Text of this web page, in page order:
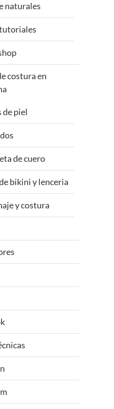
naturales
costura en
de piel
de cuero
bikini y lenceria
y costura